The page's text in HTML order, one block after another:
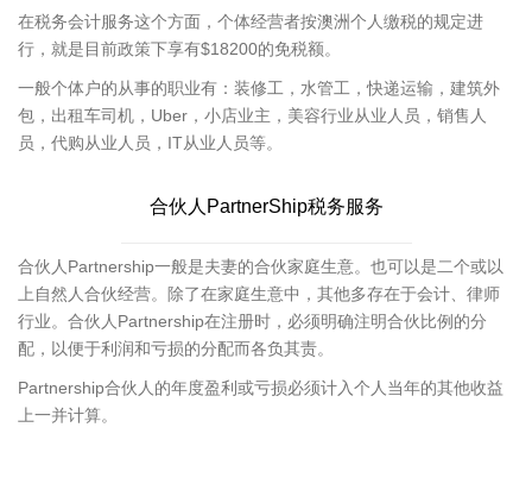
在税务会计服务这个方面，个体经营者按澳洲个人缴税的规定进
行，就是目前政策下享有$18200的免税额。
一般个体户的从事的职业有：装修工，水管工，快递运输，建筑外
包，出租车司机，Uber，小店业主，美容行业从业人员，销售人
员，代购从业人员，IT从业人员等。
合伙人PartnerShip税务服务
合伙人Partnership一般是夫妻的合伙家庭生意。也可以是二个或以
上自然人合伙经营。除了在家庭生意中，其他多存在于会计、律师
行业。合伙人Partnership在注册时，必须明确注明合伙比例的分
配，以便于利润和亏损的分配而各负其责。
Partnership合伙人的年度盈利或亏损必须计入个人当年的其他收益
上一并计算。